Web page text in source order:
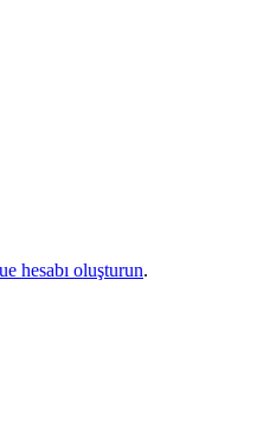
hesabı oluşturun.